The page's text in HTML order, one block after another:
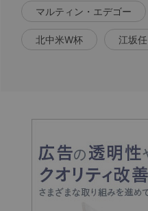
マルティン・エデゴー
北中米W杯 江坂任